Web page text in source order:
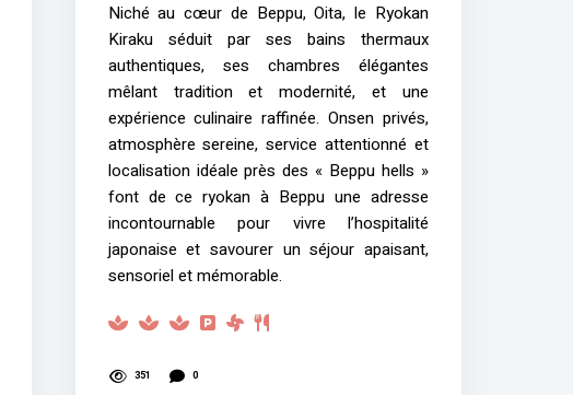
Niché au cœur de Beppu, Oita, le Ryokan
Kiraku séduit par ses bains thermaux
authentiques, ses chambres élégantes
mêlant tradition et modernité, et une
expérience culinaire raffinée. Onsen privés,
atmosphère sereine, service attentionné et
localisation idéale près des « Beppu hells »
font de ce ryokan à Beppu une adresse
incontournable pour vivre l’hospitalité
japonaise et savourer un séjour apaisant,
sensoriel et mémorable.
351 0